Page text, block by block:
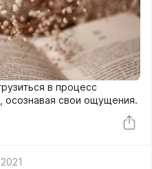
в процесс
осознавая свои ощущения.